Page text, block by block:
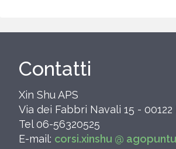
Contatti
Xin Shu APS
Via dei Fabbri Navali 15 - 00122
Tel 06-56320525
E-mail: corsi.xinshu @